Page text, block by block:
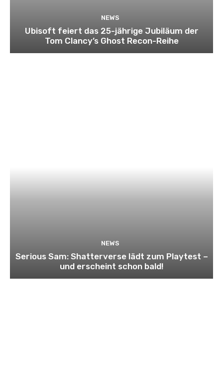
NEWS
Ubisoft feiert das 25-jährige Jubiläum der
Tom Clancy’s Ghost Recon-Reihe
NEWS
Serious Sam: Shatterverse lädt zum Playtest –
und erscheint schon bald!